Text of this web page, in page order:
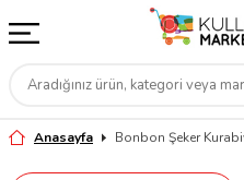
Anasayfa Bonbon Şeker